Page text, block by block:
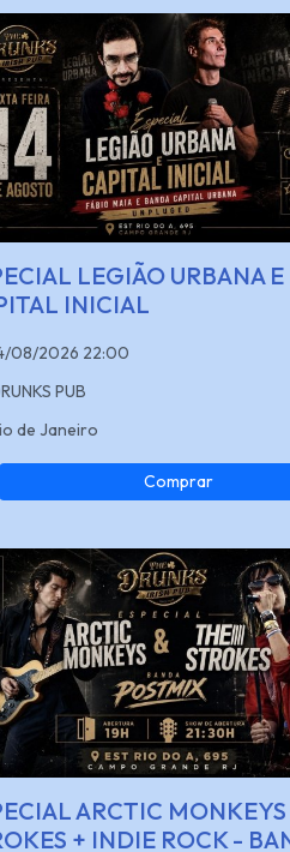
LEGIÃO URBANA E
INICIAL
08/2026 22:00
PUB
de Janeiro
Comprar
ARCTIC
+ INDIE ROCK -